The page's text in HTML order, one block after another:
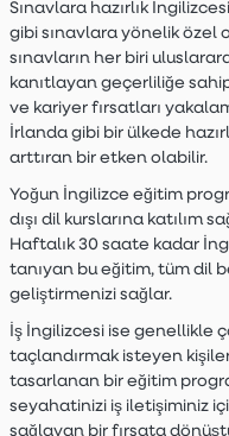
Sınavlara hazırlık
gibi sınavlara yönelik özel
sınavların her biri
kanıtlayan geçerliliğe
ve kariyer fırsatları
İrlanda gibi bir ülkede
arttıran bir etken olabilir.
Yoğun İngilizce eğitim
dışı dil kurslarına katılım
Haftalık 30 saate kadar
tanıyan bu eğitim, tüm dil
geliştirmenizi sağlar.
İş İngilizcesi ise genellikle
taçlandırmak isteyen
tasarlanan bir eğitim
seyahatinizi iş iletişiminiz
sağlayan bir fırsata